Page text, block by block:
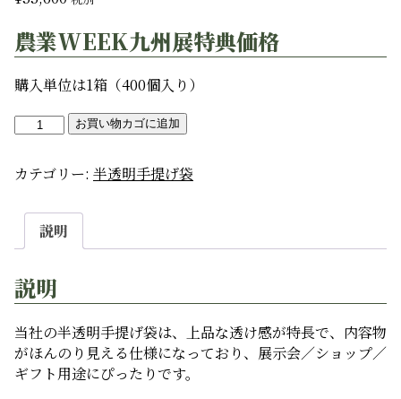
農業WEEK九州展特典価格
購入単位は1箱（400個入り）
半
明
手
袋
05
個
お買い物カゴに追加
カテゴリー: 半透明手提げ袋
説明
説明
当社の半透明手提げ袋は、上品な透け感が特長で、内容物
がほんのり見える仕様になっており、展示会／ショップ／
ギフト用途にぴったりです。